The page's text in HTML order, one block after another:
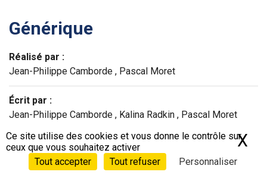
Générique
Réalisé par :
Jean-Philippe Camborde , Pascal Moret
Écrit par :
Jean-Philippe Camborde , Kalina Radkin , Pascal Moret
© La belle Société Production - ANRU - Universcience -
CNRS - Inserm - France Télévisions - A way to wake up -
Ceebios - Ville de Sentis - MNHN - Biomimicry Europa
Ce site utilise des cookies et vous donne le contrôle sur
ceux que vous souhaitez activer
Tout accepter
Tout refuser Personnaliser
X